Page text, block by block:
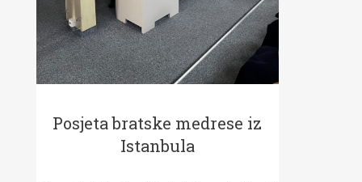
Posjeta bratske medrese iz
Istanbula